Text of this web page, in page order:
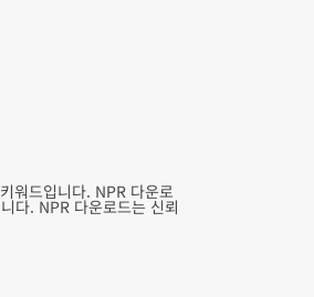
워드입니다. NPR 다운로
다. NPR 다운로드는 신뢰